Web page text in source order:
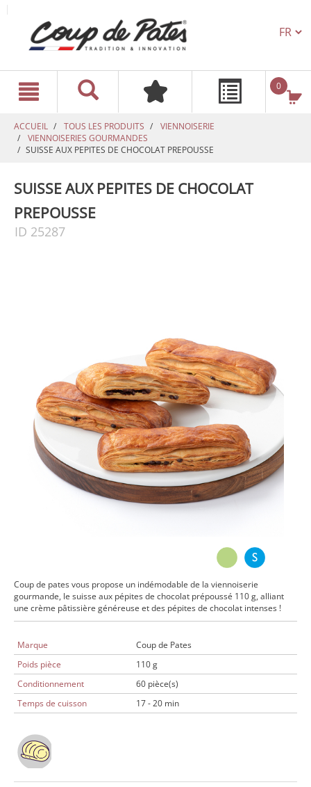
0
ACCUEIL TOUS LES PRODUITS
VIENNOISERIE
VIENNOISERIES GOURMANDES
SUISSE AUX PEPITES DE CHOCOLAT PREPOUSSE
SUISSE AUX PEPITES DE CHOCOLAT
PREPOUSSE
ID 25287
Coup de pates vous propose un indémodable de la viennoiserie
gourmande, le suisse aux pépites de chocolat prépoussé 110 g, alliant
une crème pâtissière généreuse et des pépites de chocolat intenses !
Marque
Coup de Pates
Poids pièce
110 g
Conditionnement
60 pièce(s)
Temps de cuisson
17 - 20 min